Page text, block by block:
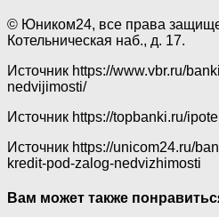
© Юником24, все права
Котельническая наб., д. 17.
Источник https://www.vbr.ru/
nedvijimosti/
Источник https://topbanki.ru/
Источник https://unicom24.ru/
kredit-pod-zalog-nedvizhimosti
Вам может также